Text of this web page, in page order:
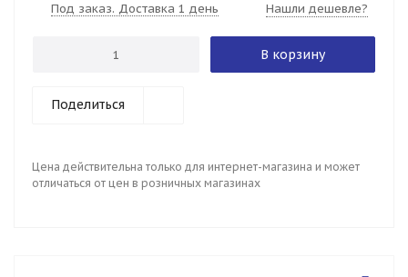
Под заказ. Доставка 1 день Нашли дешевле?
В корзину
Поделиться
Цена действительна только для интернет-магазина и может
отличаться от цен в розничных магазинах